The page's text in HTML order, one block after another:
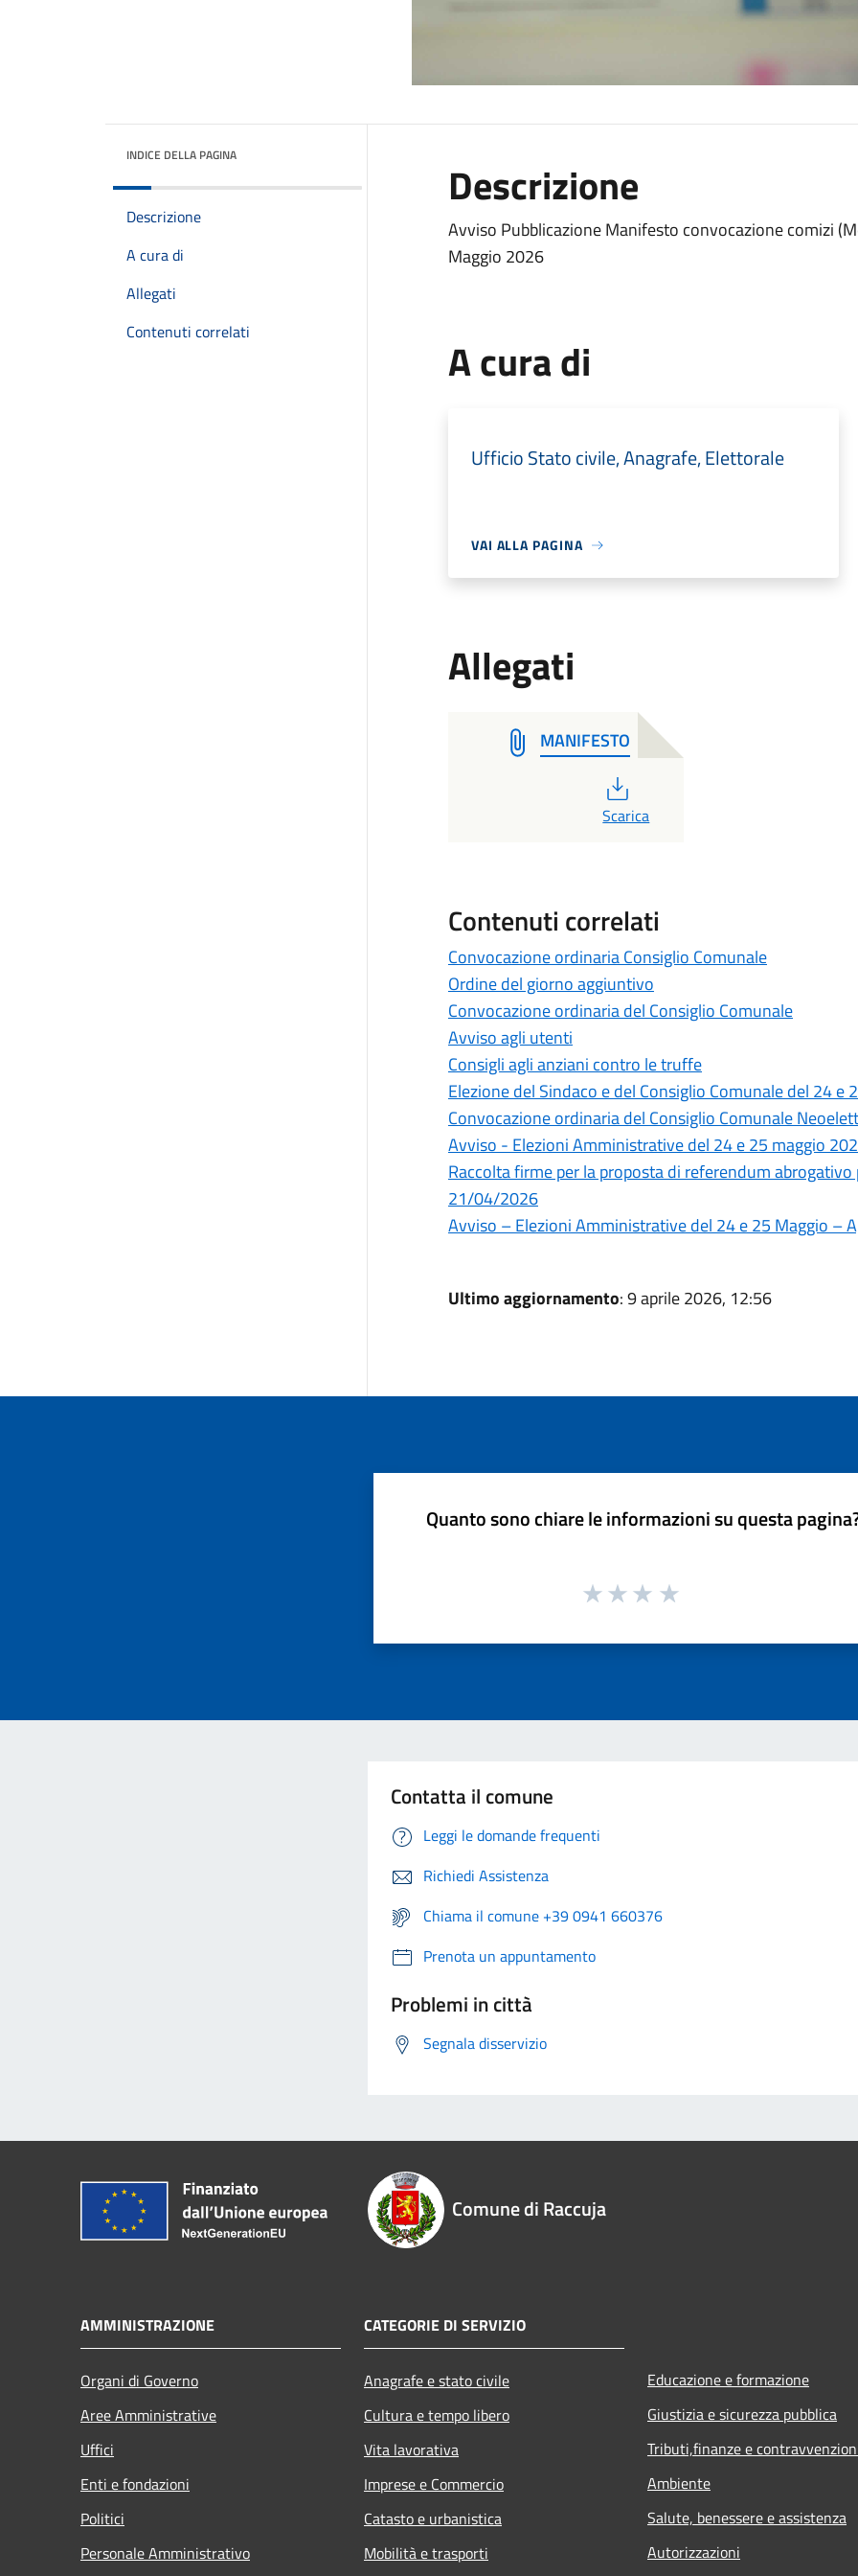
INDICE DELLA PAGINA
Descrizione
A cura di
Allegati
Contenuti correlati
Descrizione
Avviso Pubblicazione Manifesto convocazione comizi
Maggio 2026
A cura di
Ufficio Stato civile, Anagrafe, Elettorale
VAI ALLA PAGINA
Allegati
MANIFESTO
PDF
Scarica
Contenuti correlati
Convocazione ordinaria Consiglio Comunale
Ordine del giorno aggiuntivo
Convocazione ordinaria del Consiglio Comunale
Avviso agli utenti
Consigli agli anziani contro le truffe
Elezione del Sindaco e del Consiglio Comunale del 24 e
Convocazione ordinaria del Consiglio Comunale
Avviso - Elezioni Amministrative del 24 e 25 maggio
Raccolta firme per la proposta di referendum
21/04/2026
Avviso – Elezioni Amministrative del 24 e 25 Maggio –
Ultimo aggiornamento: 9 aprile 2026, 12:56
Quanto sono chiare le informazioni su questa
Contatta il comune
Leggi le domande frequenti
Richiedi Assistenza
Chiama il comune +39 0941 660376
Prenota un appuntamento
Problemi in città
Segnala disservizio
Comune di Raccuja
AMMINISTRAZIONE
Organi di Governo
Aree Amministrative
Uffici
Enti e fondazioni
Politici
Personale Amministrativo
CATEGORIE DI SERVIZIO
Anagrafe e stato civile
Cultura e tempo libero
Vita lavorativa
Imprese e Commercio
Catasto e urbanistica
Mobilità e trasporti
Educazione e formazione
Giustizia e sicurezza pubblica
Tributi,finanze e
Ambiente
Salute, benessere e assistenza
Autorizzazioni